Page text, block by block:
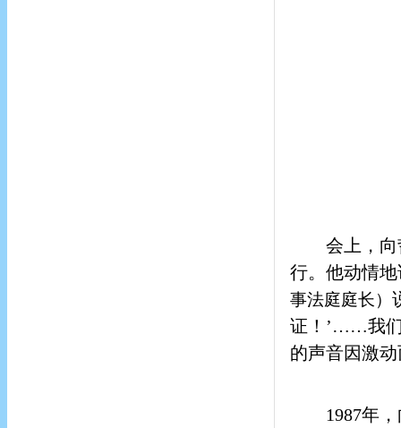
会上，
行。他动情
事法庭庭长）
证！’……我们
的声音因激
1987年，